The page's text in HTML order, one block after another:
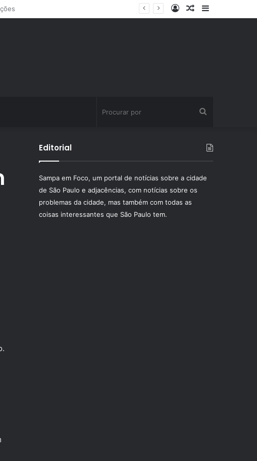
de assinatura fitness
Barra
Artigo
Entrar
por
Editorial
Sampa em Foco, um portal de notícias sobre a cidade
de São Paulo e adjacências, com notícias sobre os
problemas da cidade, mas também com todas as
coisas interessantes que São Paulo tem.